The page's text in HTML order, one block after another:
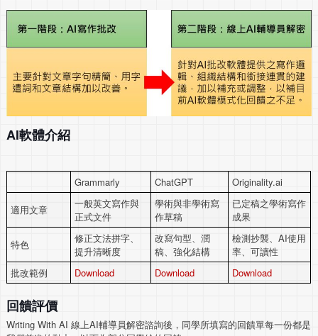
AI軟體介紹
Grammarly ChatGPT Originality.ai
適用文章
一般英文寫作與
正式文件
學術與非學術寫
作草稿
已定稿之學術寫作
成果
特色
修正文法拼字、
提升清晰度
改寫句型、潤
稿、強化結構
檢測抄襲、AI使用
率、可讀性
批改範例
Download Download Download
回饋評價
Writing With AI 線上AI輔導員解密諮詢後，同學所填寫的回饋單每一份都是